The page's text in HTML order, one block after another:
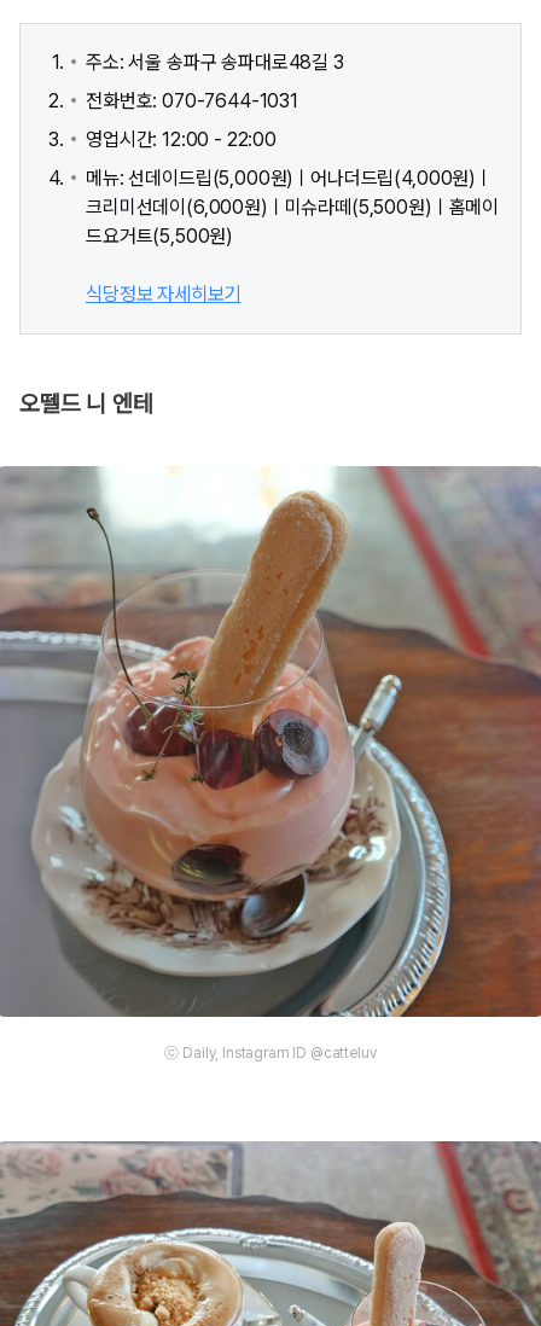
주소: 서울 송파구 송파대로48길 3
전화번호: 070-7644-1031
영업시간: 12:00 - 22:00
메뉴: 선데이드립(5,000원)ㅣ어나더드립(4,000원)ㅣ
크리미선데이(6,000원)ㅣ미슈라떼(5,500원)ㅣ홈메이
드요거트(5,500원)
식당정보 자세히보기
오뗄드 니 엔테
ⓒ Daily, Instagram ID @catteluv